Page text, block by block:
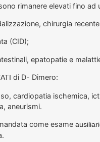
rimanere elevati fino
chirurgia
(CID);
epatopatie e
di D- Dimero:
cardiopatia ischemica,
aneurismi.
come esame